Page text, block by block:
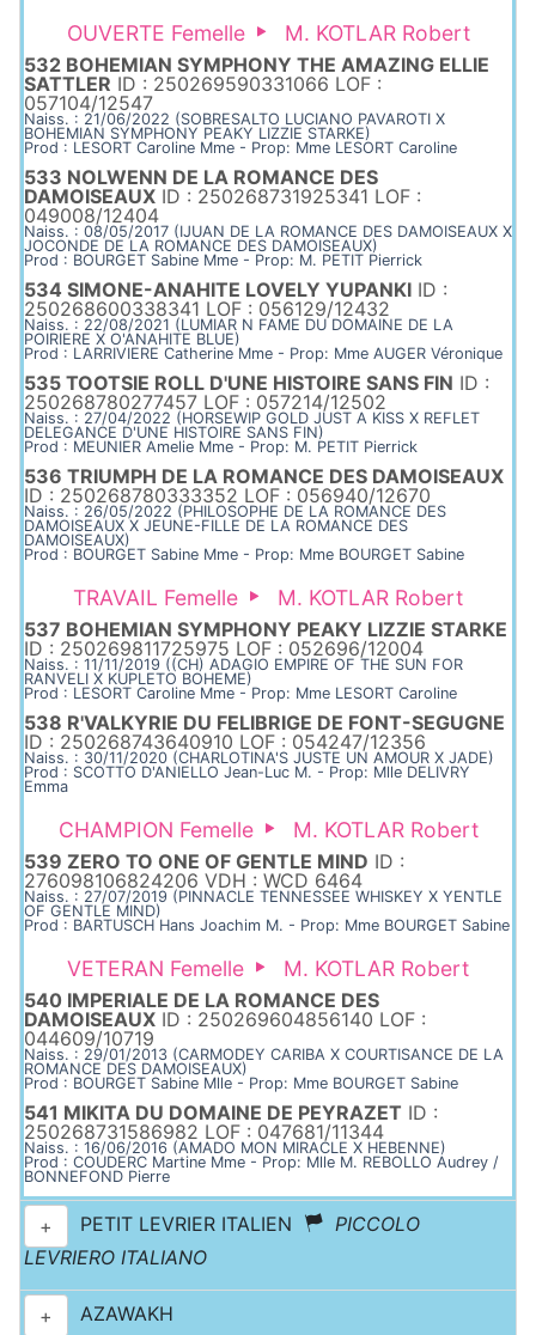
OUVERTE Femelle M. KOTLAR Robert
532 BOHEMIAN SYMPHONY THE AMAZING ELLIE
SATTLER ID : 250269590331066 LOF :
057104/12547
Naiss. : 21/06/2022 (SOBRESALTO LUCIANO PAVAROTI X
BOHEMIAN SYMPHONY PEAKY LIZZIE STARKE)
Prod : LESORT Caroline Mme - Prop: Mme LESORT Caroline
533 NOLWENN DE LA ROMANCE DES
DAMOISEAUX ID : 250268731925341 LOF :
049008/12404
Naiss. : 08/05/2017 (IJUAN DE LA ROMANCE DES DAMOISEAUX X
JOCONDE DE LA ROMANCE DES DAMOISEAUX)
Prod : BOURGET Sabine Mme - Prop: M. PETIT Pierrick
534 SIMONE-ANAHITE LOVELY YUPANKI ID :
250268600338341 LOF : 056129/12432
Naiss. : 22/08/2021 (LUMIAR N FAME DU DOMAINE DE LA
POIRIERE X O'ANAHITE BLUE)
Prod : LARRIVIERE Catherine Mme - Prop: Mme AUGER Véronique
535 TOOTSIE ROLL D'UNE HISTOIRE SANS FIN ID :
250268780277457 LOF : 057214/12502
Naiss. : 27/04/2022 (HORSEWIP GOLD JUST A KISS X REFLET
DELEGANCE D'UNE HISTOIRE SANS FIN)
Prod : MEUNIER Amelie Mme - Prop: M. PETIT Pierrick
536 TRIUMPH DE LA ROMANCE DES DAMOISEAUX
ID : 250268780333352 LOF : 056940/12670
Naiss. : 26/05/2022 (PHILOSOPHE DE LA ROMANCE DES
DAMOISEAUX X JEUNE-FILLE DE LA ROMANCE DES
DAMOISEAUX)
Prod : BOURGET Sabine Mme - Prop: Mme BOURGET Sabine
TRAVAIL Femelle M. KOTLAR Robert
537 BOHEMIAN SYMPHONY PEAKY LIZZIE STARKE
ID : 250269811725975 LOF : 052696/12004
Naiss. : 11/11/2019 ((CH) ADAGIO EMPIRE OF THE SUN FOR
RANVELI X KUPLETO BOHEME)
Prod : LESORT Caroline Mme - Prop: Mme LESORT Caroline
538 R'VALKYRIE DU FELIBRIGE DE FONT-SEGUGNE
ID : 250268743640910 LOF : 054247/12356
Naiss. : 30/11/2020 (CHARLOTINA'S JUSTE UN AMOUR X JADE)
Prod : SCOTTO D'ANIELLO Jean-Luc M. - Prop: Mlle DELIVRY
Emma
CHAMPION Femelle M. KOTLAR Robert
539 ZERO TO ONE OF GENTLE MIND ID :
276098106824206 VDH : WCD 6464
Naiss. : 27/07/2019 (PINNACLE TENNESSEE WHISKEY X YENTLE
OF GENTLE MIND)
Prod : BARTUSCH Hans Joachim M. - Prop: Mme BOURGET Sabine
VETERAN Femelle M. KOTLAR Robert
540 IMPERIALE DE LA ROMANCE DES
DAMOISEAUX ID : 250269604856140 LOF :
044609/10719
Naiss. : 29/01/2013 (CARMODEY CARIBA X COURTISANCE DE LA
ROMANCE DES DAMOISEAUX)
Prod : BOURGET Sabine Mlle - Prop: Mme BOURGET Sabine
541 MIKITA DU DOMAINE DE PEYRAZET ID :
250268731586982 LOF : 047681/11344
Naiss. : 16/06/2016 (AMADO MON MIRACLE X HEBENNE)
Prod : COUDERC Martine Mme - Prop: Mlle M. REBOLLO Audrey /
BONNEFOND Pierre
+ PETIT LEVRIER ITALIEN
PICCOLO
LEVRIERO ITALIANO
+ AZAWAKH